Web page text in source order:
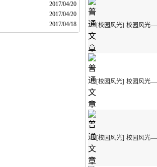
2017/04/20
2017/04/20
2017/04/18 [校园风光] 校园风光
[校园风光] 校园风光
[校园风光] 校园风光